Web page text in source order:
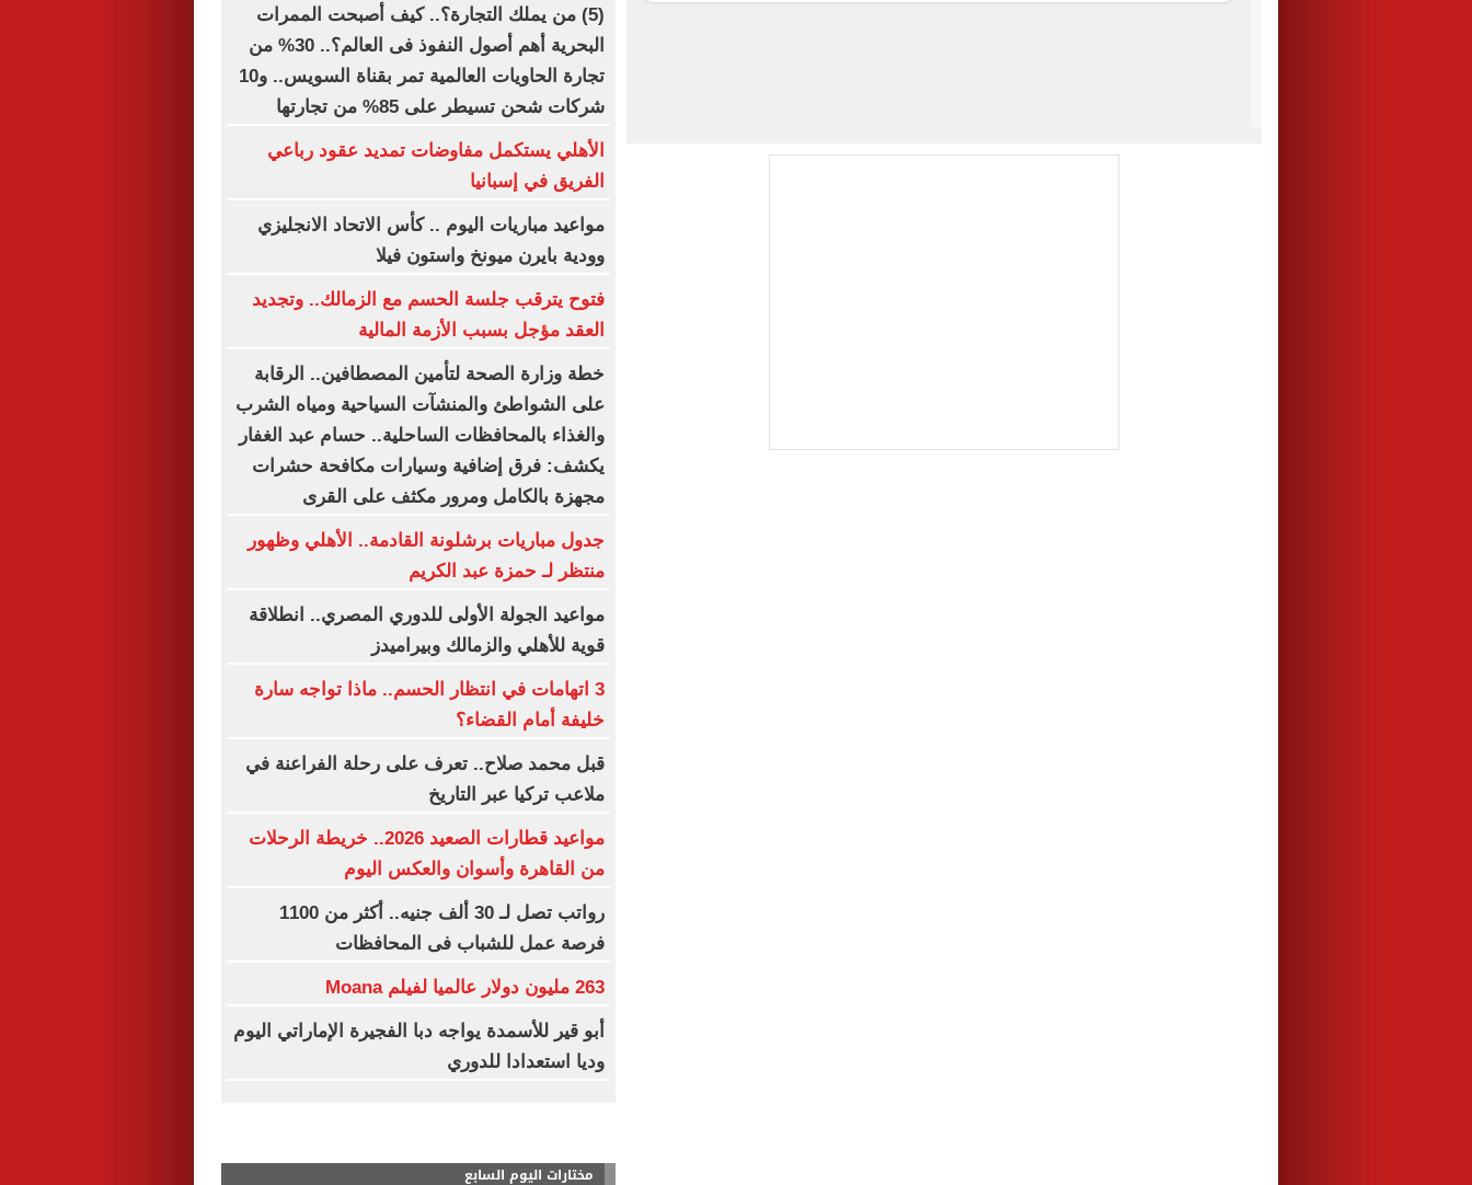
(5) من يملك التجارة؟.. كيف أصبحت الممرات
البحرية أهم أصول النفوذ فى العالم؟.. 30% من
تجارة الحاويات العالمية تمر بقناة السويس.. و10
شركات شحن تسيطر على 85% من تجارتها
الأهلي يستكمل مفاوضات تمديد عقود رباعي
الفريق في إسبانيا
مواعيد مباريات اليوم .. كأس الاتحاد الانجليزي
وودية بايرن ميونخ واستون فيلا
فتوح يترقب جلسة الحسم مع الزمالك.. وتجديد
العقد مؤجل بسبب الأزمة المالية
خطة وزارة الصحة لتأمين المصطافين.. الرقابة
على الشواطئ والمنشآت السياحية ومياه الشرب
والغذاء بالمحافظات الساحلية.. حسام عبد الغفار
يكشف: فرق إضافية وسيارات مكافحة حشرات
مجهزة بالكامل ومرور مكثف على القرى
جدول مباريات برشلونة القادمة.. الأهلي وظهور
منتظر لـ حمزة عبد الكريم
مواعيد الجولة الأولى للدوري المصري.. انطلاقة
قوية للأهلي والزمالك وبيراميدز
3 اتهامات في انتظار الحسم.. ماذا تواجه سارة
خليفة أمام القضاء؟
قبل محمد صلاح.. تعرف على رحلة الفراعنة في
ملاعب تركيا عبر التاريخ
مواعيد قطارات الصعيد 2026.. خريطة الرحلات
من القاهرة وأسوان والعكس اليوم
رواتب تصل لـ 30 ألف جنيه.. أكثر من 1100
فرصة عمل للشباب فى المحافظات
263 مليون دولار عالميا لفيلم Moana
أبو قير للأسمدة يواجه دبا الفجيرة الإماراتي اليوم
وديا استعدادا للدوري
مختارات اليوم السابع